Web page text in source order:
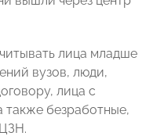
лица младше
вузов, люди,
лица с
также безработные,